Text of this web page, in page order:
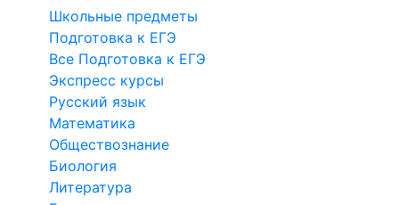
Школьные предметы
Подготовка к ЕГЭ
Все Подготовка к ЕГЭ
Экспресс курсы
Русский язык
Математика
Обществознание
Биология
Литература